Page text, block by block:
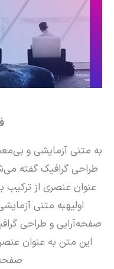
به متنی آزمایشی و
طراحی گرافیک گفته
عنوان عنصری از ترکیب
اولیهبه متنی
صفحه‌آرایی و طراحی
این متن به عنوان
صفحه